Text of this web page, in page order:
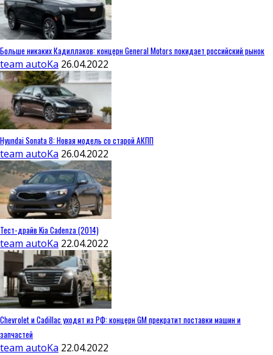
Больше никаких Кадиллаков: концерн General Motors покидает российский рынок
team autoKa 26.04.2022
Hyundai Sonata 8: Новая модель со старой АКПП
team autoKa 26.04.2022
Тест-драйв Kia Cadenza (2014)
team autoKa 22.04.2022
Chevrolet и Cadillac уходят из РФ: концерн GM прекратит поставки машин и
запчастей
team autoKa 22.04.2022